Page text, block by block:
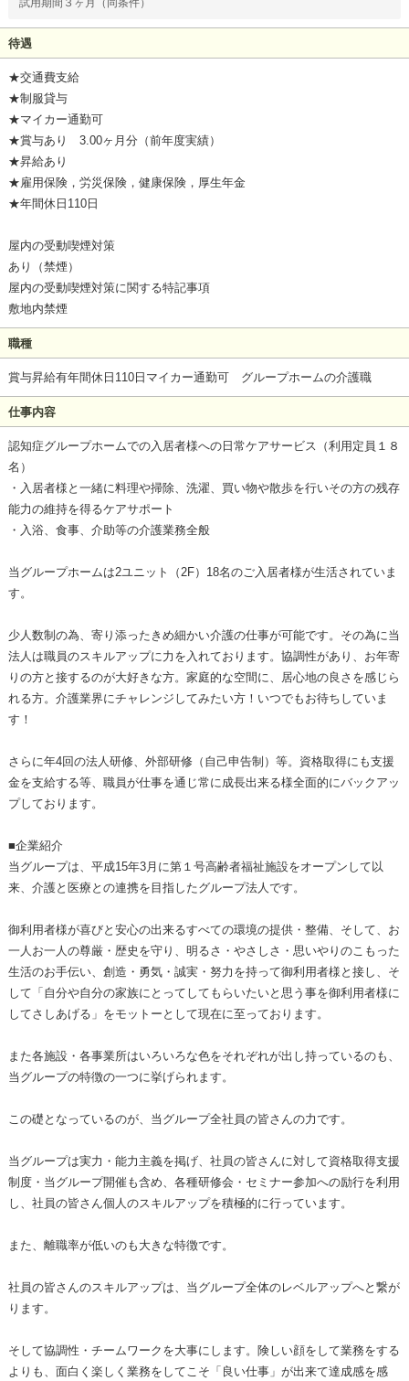
試用期間３ヶ月（同条件）
待遇
★交通費支給
★制服貸与
★マイカー通勤可
★賞与あり 3.00ヶ月分（前年度実績）
★昇給あり
★雇用保険，労災保険，健康保険，厚生年金
★年間休日110日
屋内の受動喫煙対策
あり（禁煙）
屋内の受動喫煙対策に関する特記事項
敷地内禁煙
職種
賞与昇給有年間休日110日マイカー通勤可 グループホームの介護職
仕事内容
認知症グループホームでの入居者様への日常ケアサービス（利用定員１８
名）
・入居者様と一緒に料理や掃除、洗濯、買い物や散歩を行いその方の残存
能力の維持を得るケアサポート
・入浴、食事、介助等の介護業務全般
当グループホームは2ユニット（2F）18名のご入居者様が生活されていま
す。
少人数制の為、寄り添ったきめ細かい介護の仕事が可能です。その為に当
法人は職員のスキルアップに力を入れております。協調性があり、お年寄
りの方と接するのが大好きな方。家庭的な空間に、居心地の良さを感じら
れる方。介護業界にチャレンジしてみたい方！いつでもお待ちしていま
す！
さらに年4回の法人研修、外部研修（自己申告制）等。資格取得にも支援
金を支給する等、職員が仕事を通じ常に成長出来る様全面的にバックアッ
プしております。
■企業紹介
当グループは、平成15年3月に第１号高齢者福祉施設をオープンして以
来、介護と医療との連携を目指したグループ法人です。
御利用者様が喜びと安心の出来るすべての環境の提供・整備、そして、お
一人お一人の尊厳・歴史を守り、明るさ・やさしさ・思いやりのこもった
生活のお手伝い、創造・勇気・誠実・努力を持って御利用者様と接し、そ
して「自分や自分の家族にとってしてもらいたいと思う事を御利用者様に
してさしあげる」をモットーとして現在に至っております。
また各施設・各事業所はいろいろな色をそれぞれが出し持っているのも、
当グループの特徴の一つに挙げられます。
この礎となっているのが、当グループ全社員の皆さんの力です。
当グループは実力・能力主義を掲げ、社員の皆さんに対して資格取得支援
制度・当グループ開催も含め、各種研修会・セミナー参加への励行を利用
し、社員の皆さん個人のスキルアップを積極的に行っています。
また、離職率が低いのも大きな特徴です。
社員の皆さんのスキルアップは、当グループ全体のレベルアップへと繋が
ります。
そして協調性・チームワークを大事にします。険しい顔をして業務をする
よりも、面白く楽しく業務をしてこそ「良い仕事」が出来て達成感を感